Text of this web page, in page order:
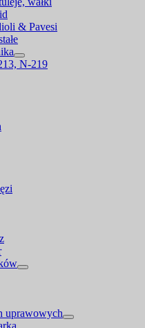
& Pavesi
N-219
uprawowych